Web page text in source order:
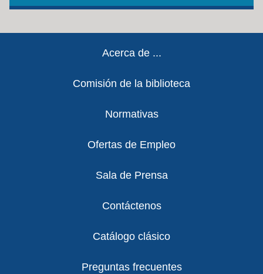
Acerca de ...
Comisión de la biblioteca
Normativas
Ofertas de Empleo
Sala de Prensa
Contáctenos
Catálogo clásico
Preguntas frecuentes